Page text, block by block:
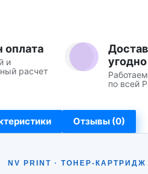
оплата
и
расчет
угодно
Работаем
по всей
Отзывы (0)
NV PRINT · ТОНЕР-КАРТРИДЖ